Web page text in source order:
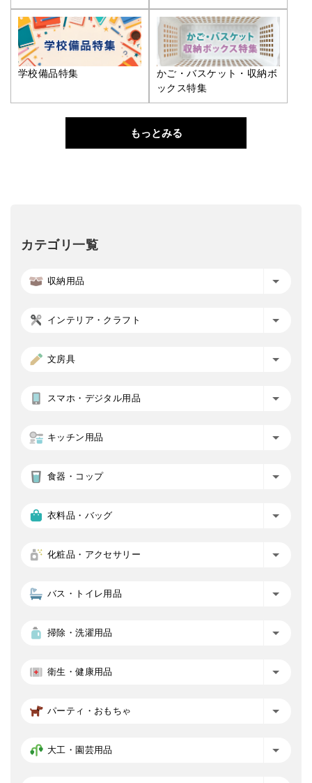
学校備品特集
かご・バスケット・収納ボ
ックス特集
もっとみる
カテゴリ一覧
収納用品
インテリア・クラフト
文房具
スマホ・デジタル用品
キッチン用品
食器・コップ
衣料品・バッグ
化粧品・アクセサリー
バス・トイレ用品
掃除・洗濯用品
衛生・健康用品
パーティ・おもちゃ
大工・園芸用品